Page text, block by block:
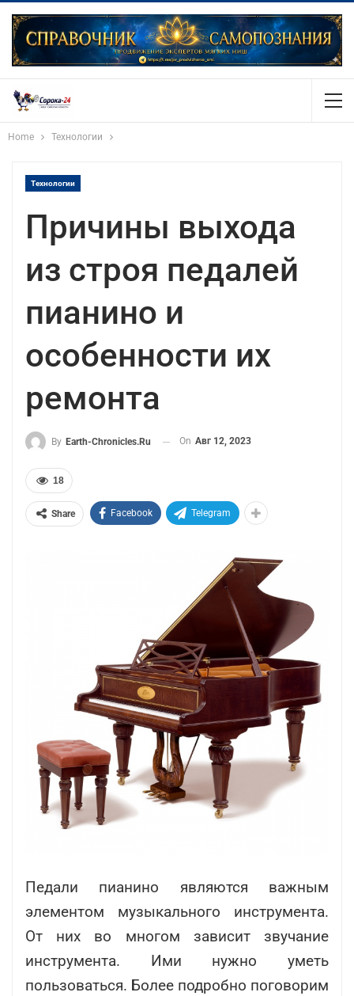
Home Технологии
Технологии
Причины выхода
из строя педалей
пианино и
особенности их
ремонта
By Earth-Chronicles.ru On Авг 12, 2023
18
Share Facebook Telegram
Педали пианино являются важным
элементом музыкального инструмента.
От них во многом зависит звучание
инструмента. Ими нужно уметь
пользоваться. Более подробно поговорим